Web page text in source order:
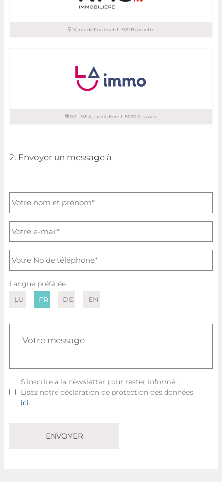
14, rue de Fischbach L-7391 Blaschette
153 – 155 A, rue du Kiem L-8030 Strassen
2. Envoyer un message à
Langue préférée
LU
FR DE EN
S'inscrire à la newsletter pour rester informé.
Lisez notre déclaration de protection des données
ici.
ENVOYER